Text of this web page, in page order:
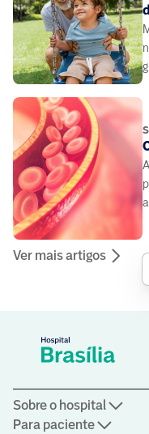
Ver mais artigos
Sobre o hospital
Para paciente